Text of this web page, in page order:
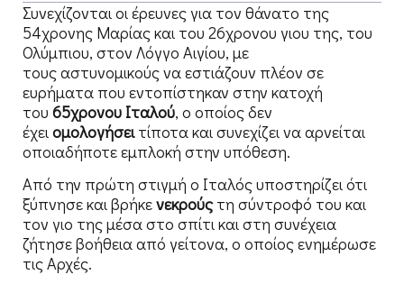
Συνεχίζονται οι έρευνες για τον θάνατο της
54χρονης Μαρίας και του 26χρονου γιου της, του
Ολύμπιου, στον Λόγγο Αιγίου, με
τους αστυνομικούς να εστιάζουν πλέον σε
ευρήματα που εντοπίστηκαν στην κατοχή
του 65χρονου Ιταλού, ο οποίος δεν
έχειομολογήσειτίποτα και συνεχίζει να αρνείται
οποιαδήποτε εμπλοκή στην υπόθεση.
Από την πρώτη στιγμή ο Ιταλός υποστηρίζει ότι
ξύπνησε και βρήκενεκρούςτη σύντροφό του και
τον γιο της μέσα στο σπίτι και στη συνέχεια
ζήτησε βοήθεια από γείτονα, ο οποίος ενημέρωσε
τις Αρχές.